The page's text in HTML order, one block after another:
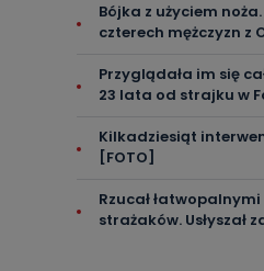
Bójka z użyciem
czterech mężczyzn z
Przyglądała im się
23 lata od strajku w
Kilkadziesiąt
[FOTO]
Rzucał
strażaków. Usłyszał